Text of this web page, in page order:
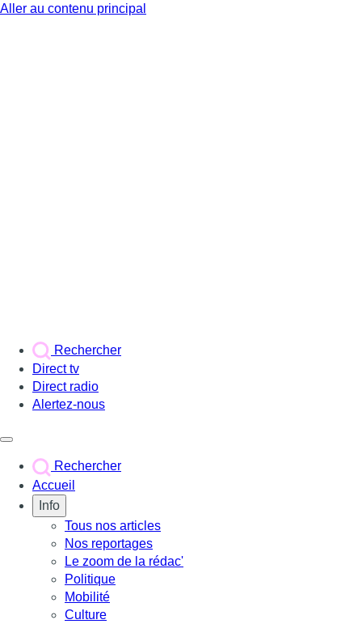
Aller au contenu principal
Rechercher
Direct tv
Direct radio
Alertez-nous
Rechercher
Accueil
Info
Tous nos articles
Nos reportages
Le zoom de la rédac'
Politique
Mobilité
Culture